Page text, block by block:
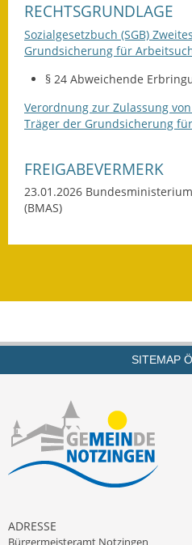
RECHTSGRUNDLAGE
Sozialgesetzbuch (SGB)
Grundsicherung für
§ 24 Abweichende
Verordnung zur Zulassung
Träger der Grundsicherung
FREIGABEVERMERK
23.01.2026
(BMAS)
SITEMAP
ADRESSE
Bürgermeisteramt Notzingen